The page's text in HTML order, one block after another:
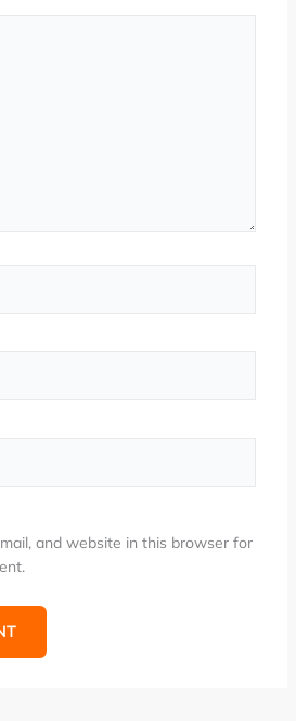
and website in this browser for